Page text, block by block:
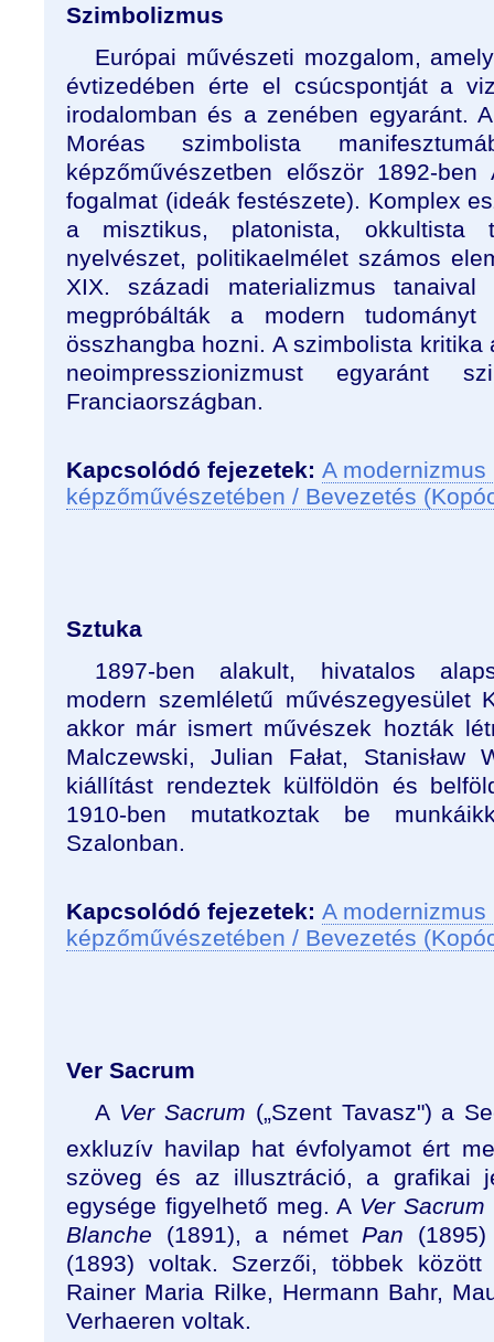
Szimbolizmus
Európai művészeti mozgalom,
évtizedében érte el csúcspontját a
irodalomban és a zenében egyaránt.
Moréas szimbolista
képzőművészetben először 1892-
fogalmat (ideák festészete). Komplex
a misztikus, platonista, okkultista
nyelvészet, politikaelmélet számos
XIX. századi materializmus
megpróbálták a modern
összhangba hozni. A szimbolista
neoimpresszionizmust egyaránt
Franciaországban.
Kapcsolódó fejezetek: A
képzőművészetében / Bevezetés
Sztuka
1897-ben alakult, hivatalos
modern szemléletű művészegyesület
akkor már ismert művészek hozták
Malczewski, Julian Fałat, Stanisław
kiállítást rendeztek külföldön és
1910-ben mutatkoztak be
Szalonban.
Kapcsolódó fejezetek: A
képzőművészetében / Bevezetés
Ver Sacrum
A Ver Sacrum („Szent Tavasz") a
exkluzív havilap hat évfolyamot ért
szöveg és az illusztráció, a grafikai
egysége figyelhető meg. A Ver Sacrum
Blanche
(1891), a német Pan
(1893) voltak. Szerzői, többek között
Rainer Maria Rilke, Hermann Bahr,
Verhaeren voltak.